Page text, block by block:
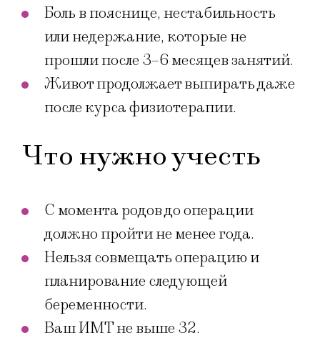
Боль в пояснице, нестабильность
или недержание, которые не
прошли после 3–6 месяцев занятий.
Живот продолжает выпирать даже
после курса физиотерапии.
Что нужно учесть
С момента родов до операции
должно пройти не менее года.
Нельзя совмещать операцию и
планирование следующей
беременности.
Ваш ИМТ не выше 32.